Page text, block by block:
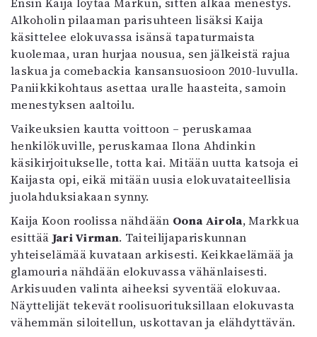
Alkoholin pilaaman parisuhteen lisäksi Kaija
käsittelee elokuvassa isänsä tapaturmaista
kuolemaa, uran hurjaa nousua, sen jälkeistä rajua
laskua ja comebackia kansansuosioon 2010-luvulla.
Paniikkikohtaus asettaa uralle haasteita, samoin
menestyksen aaltoilu.
Vaikeuksien kautta voittoon – peruskamaa
henkilökuville, peruskamaa Ilona Ahdinkin
käsikirjoitukselle, totta kai. Mitään uutta katsoja ei
Kaijasta opi, eikä mitään uusia elokuvataiteellisia
juolahduksiakaan synny.
Kaija Koon roolissa nähdään Oona Airola, Markkua
esittää Jari Virman. Taiteilijapariskunnan
yhteiselämää kuvataan arkisesti. Keikkaelämää ja
glamouria nähdään elokuvassa vähänlaisesti.
Arkisuuden valinta aiheeksi syventää elokuvaa.
Näyttelijät tekevät roolisuorituksillaan elokuvasta
vähemmän siloitellun, uskottavan ja elähdyttävän.